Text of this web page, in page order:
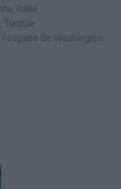
Italie
Turquie
de Washington